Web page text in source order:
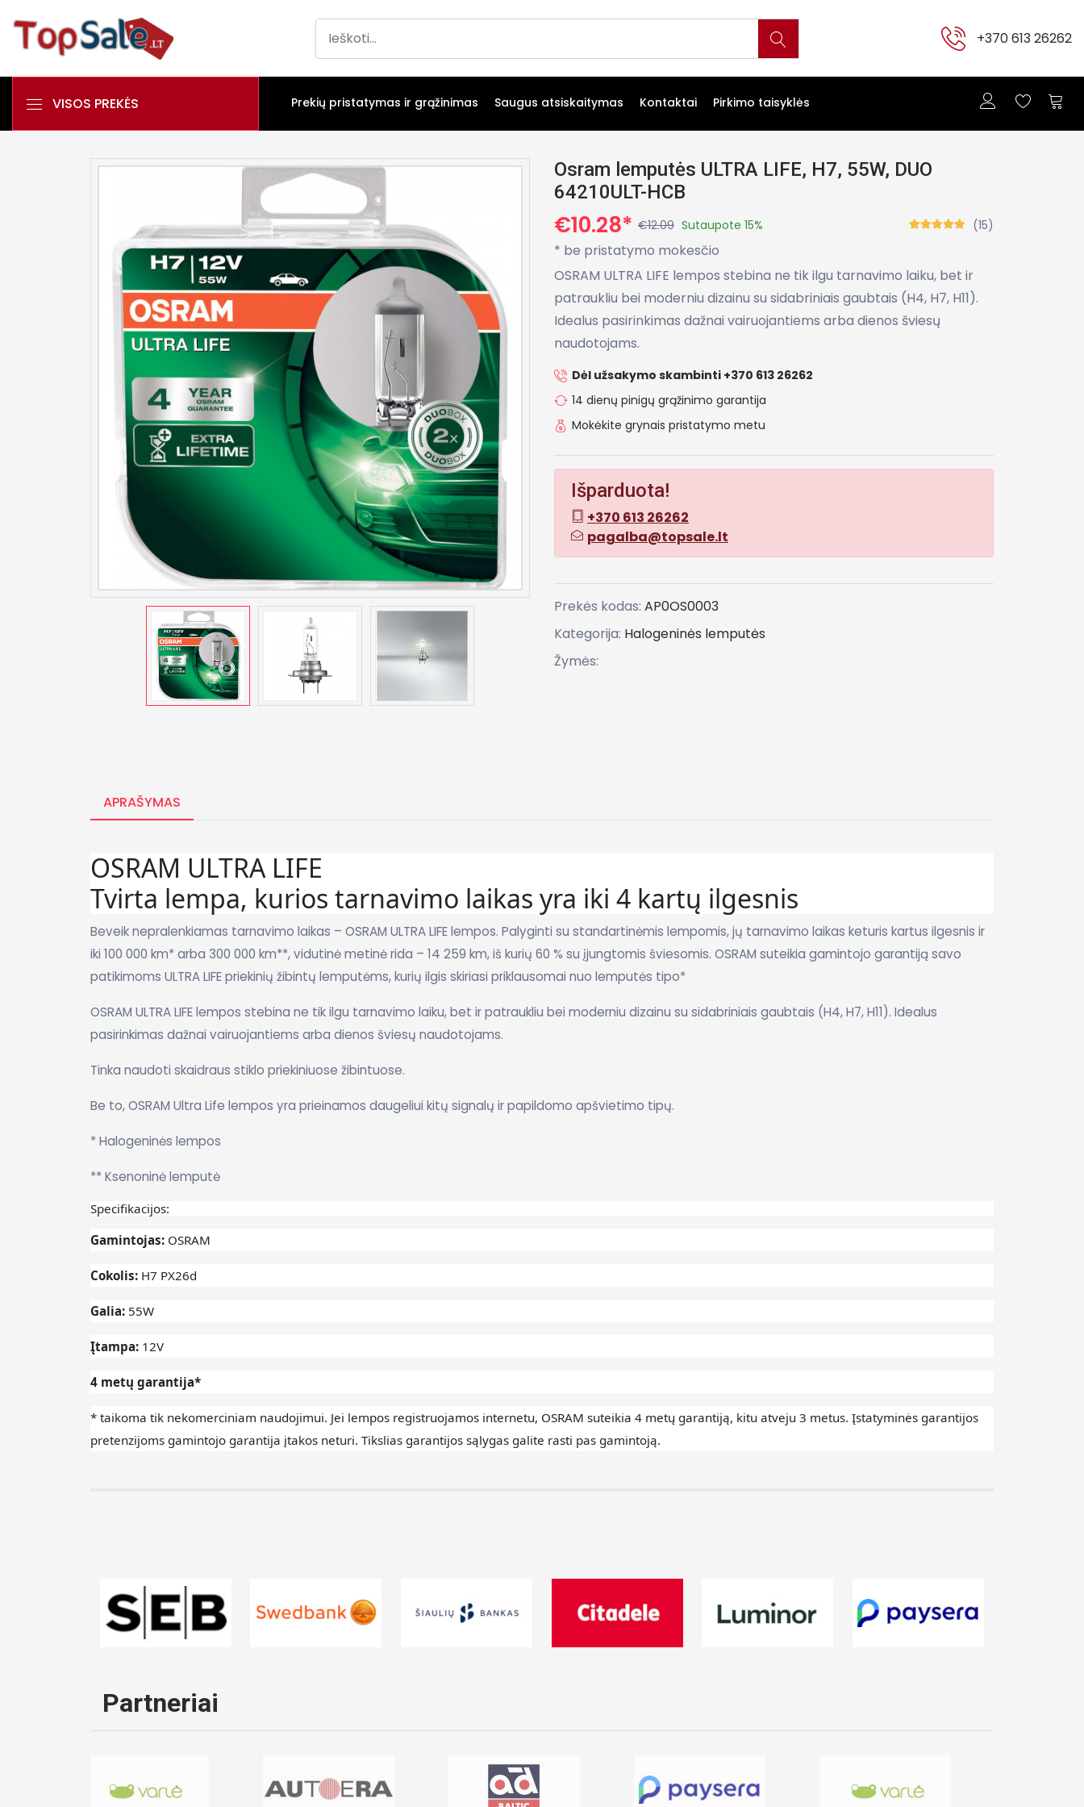
+370 613 26262
VISOS PREKĖS Prekių pristatymas ir grąžinimas Saugus atsiskaitymas Kontaktai Pirkimo taisyklės
Osram lemputės ULTRA LIFE, H7, 55W, DUO
64210ULT-HCB
€10.28* €12.09 Sutaupote 15%
* be pristatymo mokesčio
(15)
OSRAM ULTRA LIFE lempos stebina ne tik ilgu tarnavimo laiku, bet ir
patraukliu bei moderniu dizainu su sidabriniais gaubtais (H4, H7, H11).
Idealus pasirinkimas dažnai vairuojantiems arba dienos šviesų
naudotojams.
Dėl užsakymo skambinti +370 613 26262
14 dienų pinigų grąžinimo garantija
Mokėkite grynais pristatymo metu
Išparduota!
+370 613 26262
pagalba@topsale.lt
Prekės kodas: AP0OS0003
Kategorija: Halogeninės lemputės
Žymės:
APRAŠYMAS
OSRAM ULTRA LIFE
Tvirta lempa, kurios tarnavimo laikas yra iki 4 kartų ilgesnis
Beveik nepralenkiamas tarnavimo laikas – OSRAM ULTRA LIFE lempos. Palyginti su standartinėmis lempomis, jų tarnavimo laikas keturis kartus ilgesnis ir
iki 100 000 km* arba 300 000 km**, vidutinė metinė rida – 14 259 km, iš kurių 60 % su įjungtomis šviesomis. OSRAM suteikia gamintojo garantiją savo
patikimoms ULTRA LIFE priekinių žibintų lemputėms, kurių ilgis skiriasi priklausomai nuo lemputės tipo*
OSRAM ULTRA LIFE lempos stebina ne tik ilgu tarnavimo laiku, bet ir patraukliu bei moderniu dizainu su sidabriniais gaubtais (H4, H7, H11). Idealus
pasirinkimas dažnai vairuojantiems arba dienos šviesų naudotojams.
Tinka naudoti skaidraus stiklo priekiniuose žibintuose.
Be to, OSRAM Ultra Life lempos yra prieinamos daugeliui kitų signalų ir papildomo apšvietimo tipų.
* Halogeninės lempos
** Ksenoninė lemputė
Specifikacijos:
Gamintojas: OSRAM
Cokolis: H7 PX26d
Galia: 55W
Įtampa: 12V
4 metų garantija*
* taikoma tik nekomerciniam naudojimui. Jei lempos registruojamos internetu, OSRAM suteikia 4 metų garantiją, kitu atveju 3 metus. Įstatyminės garantijos
pretenzijoms gamintojo garantija įtakos neturi. Tikslias garantijos sąlygas galite rasti pas gamintoją.
Partneriai